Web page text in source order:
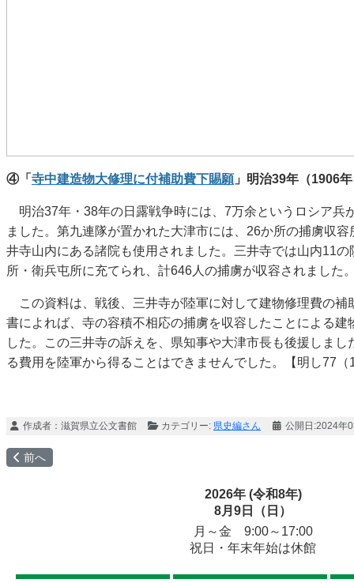
④「 寺中建造物大修理に付補助費下賜願」 明治39年（1906
明治37年・38年の日露戦争時には、7万余というロシア兵
ました。第九連隊が置かれた大津市には、26か所の捕虜収
井寺山内にある諸院も使用されました。三井寺では山内11
所・衛兵屯所に充てられ、計646人の捕虜が収容されました
この資料は、戦後、三井寺が陸軍に対して建物修理費の補
書によれば、寺の容積不相応の捕虜を収容したことによる建
した。この三井寺の訴えを、県知事や大津市長も後援しま
る費用を陸軍から得ることはできませんでした。【明し77（
作成者： 滋賀県立公文書館 カテゴリー: 県史編さん 公開日:2024年
前の記事へ: 献上された滋賀のホタル
前へ
2026年 (令和8年)
8月9日（日）
月～金 9:00～17:00
祝日・年末年始は休館